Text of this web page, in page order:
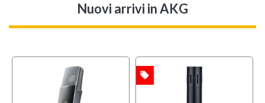
Nuovi arrivi in AKG
local_offer